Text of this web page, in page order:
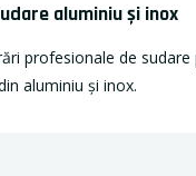
aluminiu și inox
profesionale de sudare
aluminiu și inox.